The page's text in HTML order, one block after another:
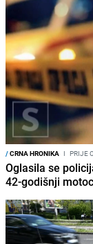
/CRNA HRONIKA I PRIJE
Oglasila se
42-godišnji